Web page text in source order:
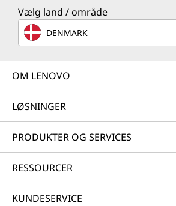
Vælg land / område
DENMARK
OM LENOVO
LØSNINGER
PRODUKTER OG SERVICES
RESSOURCER
KUNDESERVICE